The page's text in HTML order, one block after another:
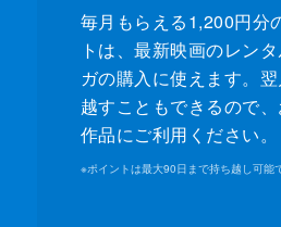
毎月もらえる1,200円分
トは、最新映画のレン
ガの購入に使えます。
越すこともできるので
作品にご利用ください。
※ポイントは最大90日まで持ち越し可能